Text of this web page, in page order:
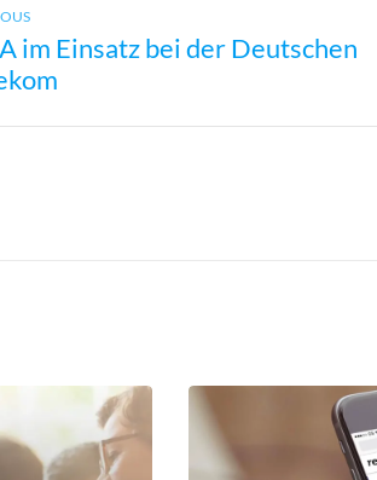
Previous
post:
im Einsatz bei der Deutschen